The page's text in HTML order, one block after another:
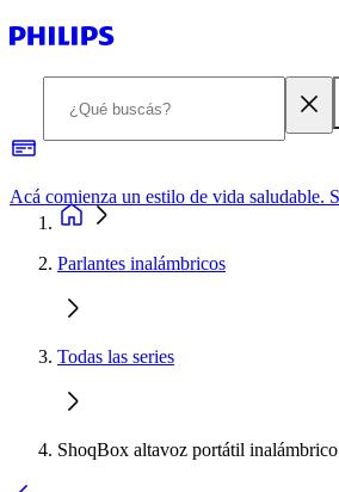
Parlantes inalámbricos
Todas las series
ShoqBox altavoz portátil inalámbrico